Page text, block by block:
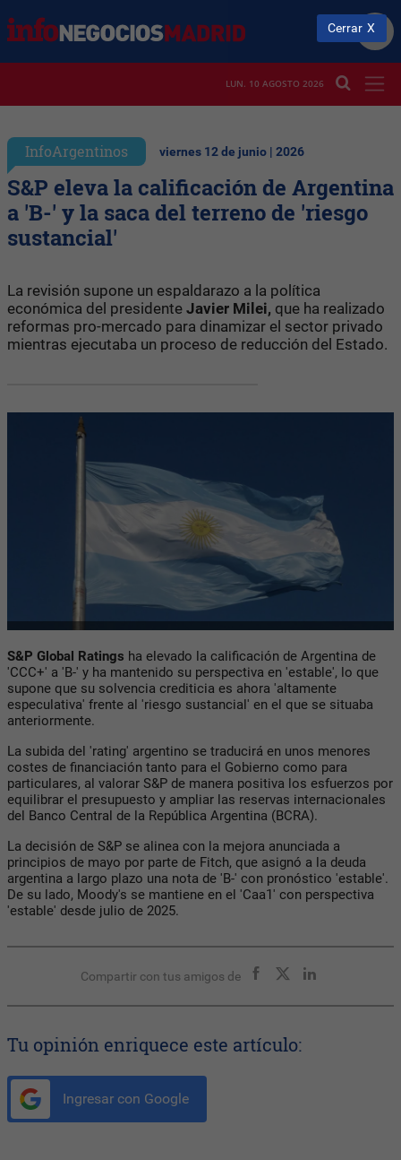
LUN. 10 AGOSTO 2026
InfoArgentinos viernes 12 de junio | 2026
S&P eleva la calificación de Argentina
a 'B-' y la saca del terreno de 'riesgo
sustancial'
La revisión supone un espaldarazo a la política
económica del presidente Javier Milei, que ha realizado
reformas pro-mercado para dinamizar el sector privado
mientras ejecutaba un proceso de reducción del Estado.
S&P Global Ratings ha elevado la calificación de Argentina de
'CCC+' a 'B-' y ha mantenido su perspectiva en 'estable', lo que
supone que su solvencia crediticia es ahora 'altamente
especulativa' frente al 'riesgo sustancial' en el que se situaba
anteriormente.
La subida del 'rating' argentino se traducirá en unos menores
costes de financiación tanto para el Gobierno como para
particulares, al valorar S&P de manera positiva los esfuerzos por
equilibrar el presupuesto y ampliar las reservas internacionales
del Banco Central de la República Argentina (BCRA).
La decisión de S&P se alinea con la mejora anunciada a
principios de mayo por parte de Fitch, que asignó a la deuda
argentina a largo plazo una nota de 'B-' con pronóstico 'estable'.
De su lado, Moody's se mantiene en el 'Caa1' con perspectiva
'estable' desde julio de 2025.
Compartir con tus amigos de
Tu opinión enriquece este artículo:
Ingresar con Google
Cerrar